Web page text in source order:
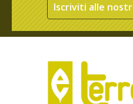
Iscriviti alle